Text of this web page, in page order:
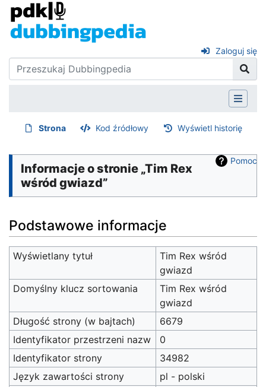
Zaloguj się
Strona Kod źródłowy Wyświetl historię
Pomoc
Informacje o stronie „Tim Rex
wśród gwiazd”
Podstawowe informacje
Wyświetlany tytuł
Tim Rex wśród
gwiazd
Domyślny klucz sortowania
Tim Rex wśród
gwiazd
Długość strony (w bajtach)
6679
Identyfikator przestrzeni nazw
0
Identyfikator strony
34982
Język zawartości strony
pl - polski